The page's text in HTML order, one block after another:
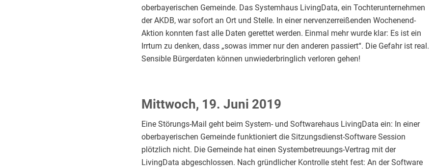
oberbayerischen Gemeinde. Das Systemhaus LivingData, ein Tochterunternehmen
der AKDB, war sofort an Ort und Stelle. In einer nervenzerreißenden Wochenend-
Aktion konnten fast alle Daten gerettet werden. Einmal mehr wurde klar: Es ist ein
Irrtum zu denken, dass „sowas immer nur den anderen passiert“. Die Gefahr ist real.
Sensible Bürgerdaten können unwiederbringlich verloren gehen!
Mittwoch, 19. Juni 2019
Eine Störungs-Mail geht beim System- und Softwarehaus LivingData ein: In einer
oberbayerischen Gemeinde funktioniert die Sitzungsdienst-Software Session
plötzlich nicht. Die Gemeinde hat einen Systembetreuungs-Vertrag mit der
LivingData abgeschlossen. Nach gründlicher Kontrolle steht fest: An der Software